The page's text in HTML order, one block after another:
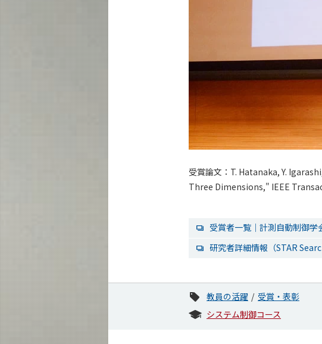
受賞論文：T. Hatanaka, Y.
Three Dimensions," IEEE
受賞者一覧｜計測自動制御学
研究者詳細情報（STAR
教員の活躍
受賞・表彰
システム制御コース